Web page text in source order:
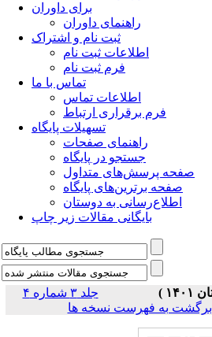
برای داوران
راهنمای داوران
ثبت نام و اشتراک
اطلاعات ثبت نام
فرم ثبت نام
تماس با ما
اطلاعات تماس
فرم برقراری ارتباط
تسهیلات پایگاه
راهنمای صفحات
جستجو در پایگاه
صفحه پرسش‌های متداول
صفحه برترین‌های پایگاه
اطلاع‌رسانی به دوستان
بایگانی مقالات زیر چاپ
جلد ۳ شماره ۴
برگشت به فهرست نسخه ها